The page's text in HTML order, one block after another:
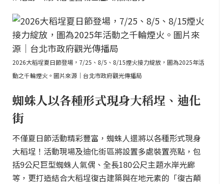
2026大稻埕夏日節登場，7/25、8/5、8/15煙火接力綻放，圖為2025年活
動之千輪煙火。圖片來源｜台北市政府觀光傳播局
蜘蛛人以各種形式現身大稻埕、迪化
街
不僅夏日節活動精彩豐富，蜘蛛人還將以各種形式現身
大稻埕！活動現場及迪化街區將設置多處裝置亮點，包
括9公尺巨型蜘蛛人氣偶、全長180公尺主題水岸光廊
等，更打造結合大稻埕復古建築與在地元素的「復古顛